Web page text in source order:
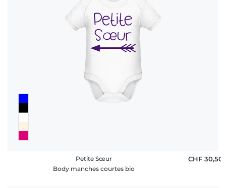
Petite Sœur
Body manches courtes bio
CHF 30,50